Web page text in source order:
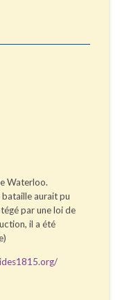
Waterloo.
bataille aurait pu
par une loi de
il a été